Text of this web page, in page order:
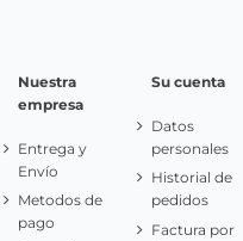
Nuestra
empresa
Entrega y
Envío
Metodos de
pago
Su cuenta
Datos
personales
Historial de
pedidos
Factura por